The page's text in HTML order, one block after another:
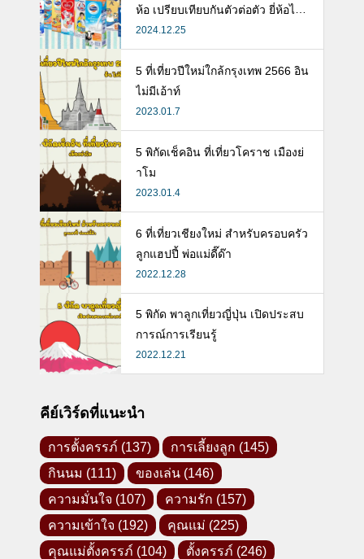
ห้อ เปรียบเทียบกันตัวต่อตัว ยี่ห้อไห
นดี พร้อมแนะวิธีการเลือกนมกล่องใ
ห้ลูก
2024.12.25
5 ที่เที่ยวปีใหม่ใกล้กรุงเทพ 2566 อิน
ไม่มีเอ้าท์
2023.01.7
5 พิกัดเช็คอิน ที่เที่ยวโคราช เมืองย่
าโม
2023.01.4
6 ที่เที่ยวเชียงใหม่ สำหรับครอบครัว
ลูกแฮปปี้ พ่อแม่ดี๊ด๊า
2022.12.28
5 พิกัด พาลูกเที่ยวญี่ปุ่น เปิดประสบ
การณ์การเรียนรู้
2022.12.21
คีย์เวิร์ดที่แนะนำ
การตั้งครรภ์ (137) การเลี้ยงลูก (145)
กินนม (111) ของเล่น (146)
ความมั่นใจ (107) ความรัก (157)
ความเข้าใจ (192) คุณแม่ (225)
คุณแม่ตั้งครรภ์ (104) ตั้งครรภ์ (246)